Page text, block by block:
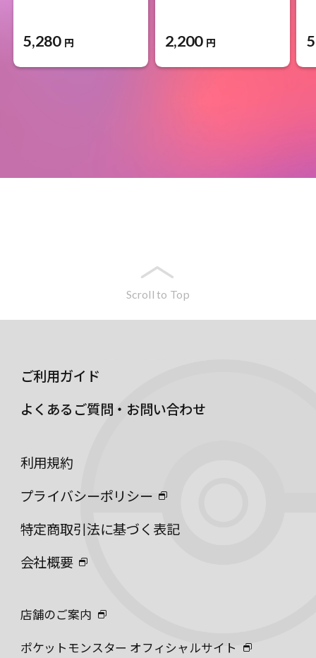
5,280 円 2,200 円
Scroll to Top
ご利用ガイド
よくあるご質問・お問い合わせ
利用規約
プライバシーポリシー
特定商取引法に基づく表記
会社概要
店舗のご案内
ポケットモンスター オフィシャルサイト